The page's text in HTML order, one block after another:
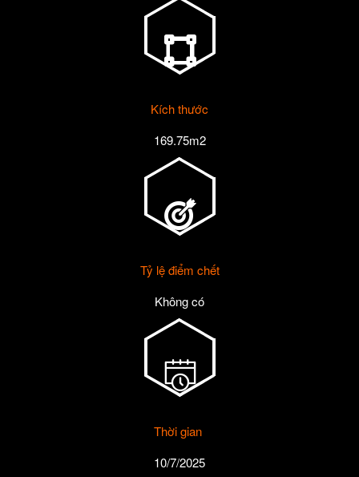
Kích thước
169.75m2
Tỷ lệ điểm chết
Không có
Thời gian
10/7/2025